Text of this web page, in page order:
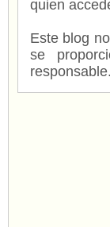
quien
Este blog
se